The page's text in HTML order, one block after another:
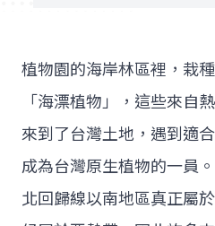
植物園的海岸林區裡，栽
「海漂植物」，這些來自
來到了台灣土地，遇到適
成為台灣原生植物的一員
北回歸線以南地區真正屬